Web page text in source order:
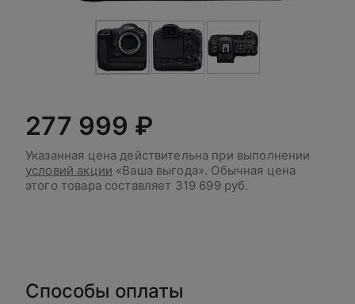
277 999 ₽
Указанная цена действительна при выполнении
условий акции «Ваша выгода». Обычная цена
этого товара составляет 319 699 руб.
Способы оплаты